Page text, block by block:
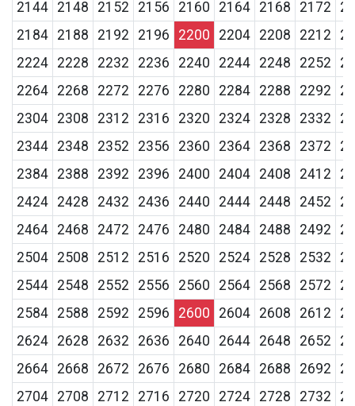
2144 2148 2152 2156 2160 2164 2168 2172
2184 2188 2192 2196 2200 2204 2208 2212
2224 2228 2232 2236 2240 2244 2248 2252
2264 2268 2272 2276 2280 2284 2288 2292
2304 2308 2312 2316 2320 2324 2328 2332
2344 2348 2352 2356 2360 2364 2368 2372
2384 2388 2392 2396 2400 2404 2408 2412
2424 2428 2432 2436 2440 2444 2448 2452
2464 2468 2472 2476 2480 2484 2488 2492
2504 2508 2512 2516 2520 2524 2528 2532
2544 2548 2552 2556 2560 2564 2568 2572
2584 2588 2592 2596 2600 2604 2608 2612
2624 2628 2632 2636 2640 2644 2648 2652
2664 2668 2672 2676 2680 2684 2688 2692
2704 2708 2712 2716 2720 2724 2728 2732